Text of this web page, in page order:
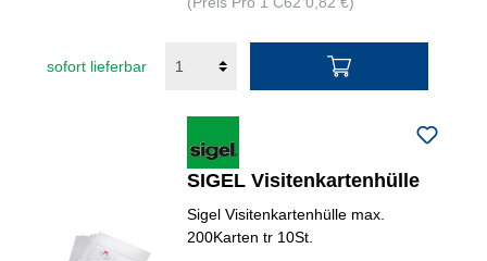
sofort lieferbar
SIGEL Visitenkartenhülle
Sigel Visitenkartenhülle max.
200Karten tr 10St.